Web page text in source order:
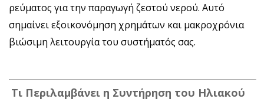
ρεύματος για την παραγωγή ζεστού νερού. Αυτό
σημαίνει εξοικονόμηση χρημάτων και μακροχρόνια
βιώσιμη λειτουργία του συστήματός σας.
Τι Περιλαμβάνει η Συντήρηση του Ηλιακού